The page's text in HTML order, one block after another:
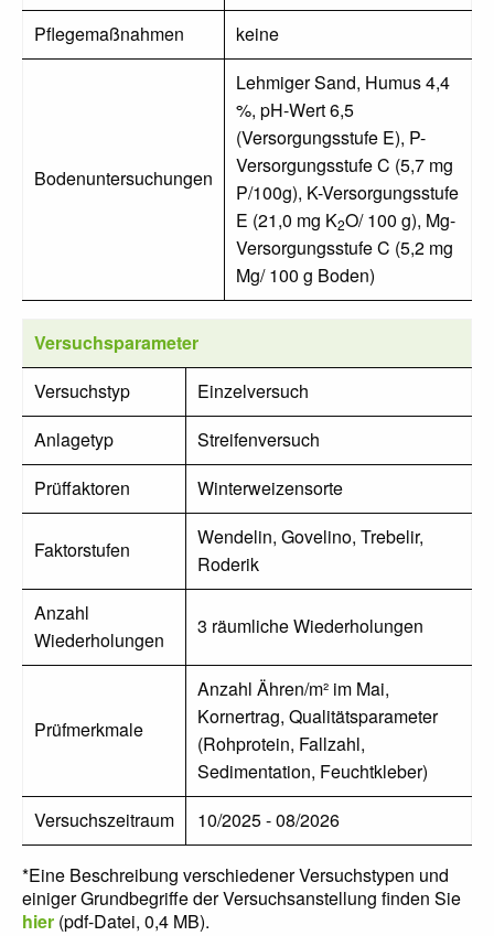
Pflegemaßnahmen
keine
Bodenuntersuchungen
Lehmiger Sand, Humus 4,4
%, pH-Wert 6,5
(Versorgungsstufe E), P-
Versorgungsstufe C (5,7 mg
P/100g), K-Versorgungsstufe
E (21,0 mg K2O/ 100 g), Mg-
Versorgungsstufe C (5,2 mg
Mg/ 100 g Boden)
Versuchsparameter
Versuchstyp
Einzelversuch
Anlagetyp
Streifenversuch
Prüffaktoren
Winterweizensorte
Faktorstufen
Wendelin, Govelino, Trebelir,
Roderik
Anzahl
Wiederholungen
3 räumliche Wiederholungen
Prüfmerkmale
Anzahl Ähren/m² im Mai,
Kornertrag, Qualitätsparameter
(Rohprotein, Fallzahl,
Sedimentation, Feuchtkleber)
Versuchszeitraum
10/2025 - 08/2026
*Eine Beschreibung verschiedener Versuchstypen und
einiger Grundbegriffe der Versuchsanstellung finden Sie
hier (pdf-Datei, 0,4 MB).